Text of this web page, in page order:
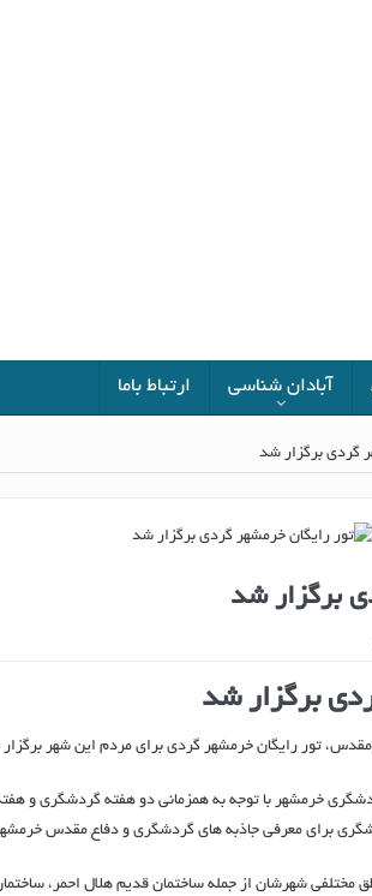
آبادان شناسی ارتباط باما
گردی برگزار شد
برگزار شد
برگزار شد
تور رایگان خرمشهر گردی برای مردم این شهر
خرمشهر با توجه به همزمانی دو هفته گردشگری و
مختلفی شهرشان از جمله ساختمان قدیم هلال احمر،